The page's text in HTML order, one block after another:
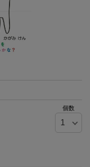
個数